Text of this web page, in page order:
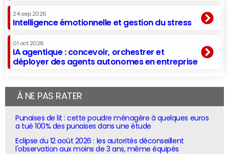
24 sep 2026
Intelligence émotionnelle et gestion du stress
01 oct 2026
IA agentique : concevoir, orchestrer et
déployer des agents autonomes en entreprise
À NE PAS RATER
Punaises de lit : cette poudre ménagère à quelques euros
a tué 100% des punaises dans une étude
Eclipse du 12 août 2026 : les autorités déconseillent
l'observation aux moins de 3 ans, même équipés